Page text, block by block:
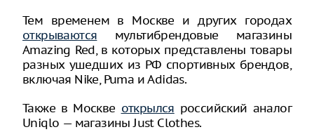
Тем временем в Москве и других городах
открываются мультибрендовые магазины
Amazing Red, в которых представлены товары
разных ушедших из РФ спортивных брендов,
включая Nike, Puma и Adidas.
Также в Москве открылся российский аналог
Uniqlo — магазины Just Clothes.